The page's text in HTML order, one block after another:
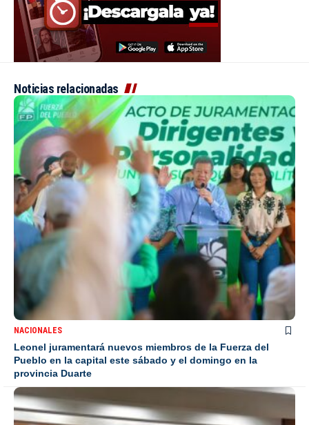
Noticias relacionadas
NACIONALES
Leonel juramentará nuevos miembros de la Fuerza del
Pueblo en la capital este sábado y el domingo en la
provincia Duarte